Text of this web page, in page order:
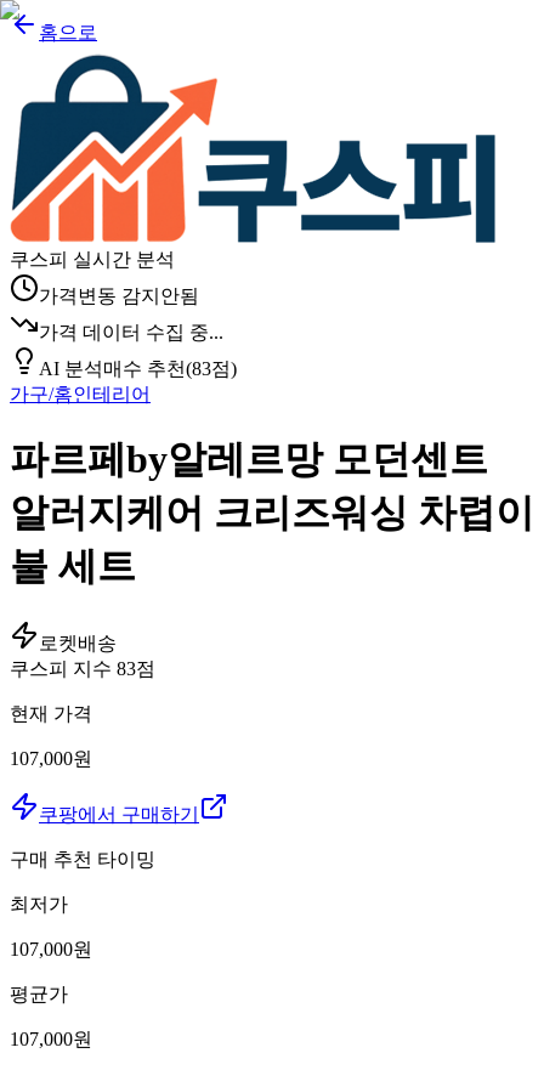
홈으로
쿠스피 실시간 분석
가격변동 감지안됨
가격 데이터 수집 중...
AI 분석매수 추천(83점)
가구/홈인테리어
파르페by알레르망 모던센트
알러지케어 크리즈워싱 차렵이
불 세트
로켓배송
쿠스피 지수 83점
현재 가격
107,000원
쿠팡에서 구매하기
구매 추천 타이밍
최저가
107,000원
평균가
107,000원